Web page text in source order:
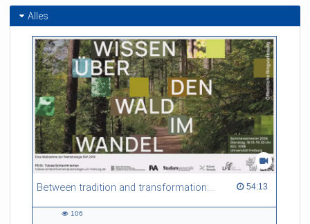
Alles
Between tradition and transformation: how owners, advisers and institutions co-create knowledge for resilient forests in Europe 54:13
54:13 duration
106